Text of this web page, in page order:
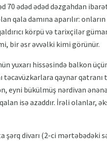
70 ədəd ədəd dəzgahdan
qala damına aparılır:
körpü və tarixçilər
bir əsr əvvəlki kimi görünür.
yuxarı hissəsində balkon
qaynar
eyni bükülmüş nərdivan
isə azaddır. İrəli olanlar,
divarı (2-ci mərtəbədəki